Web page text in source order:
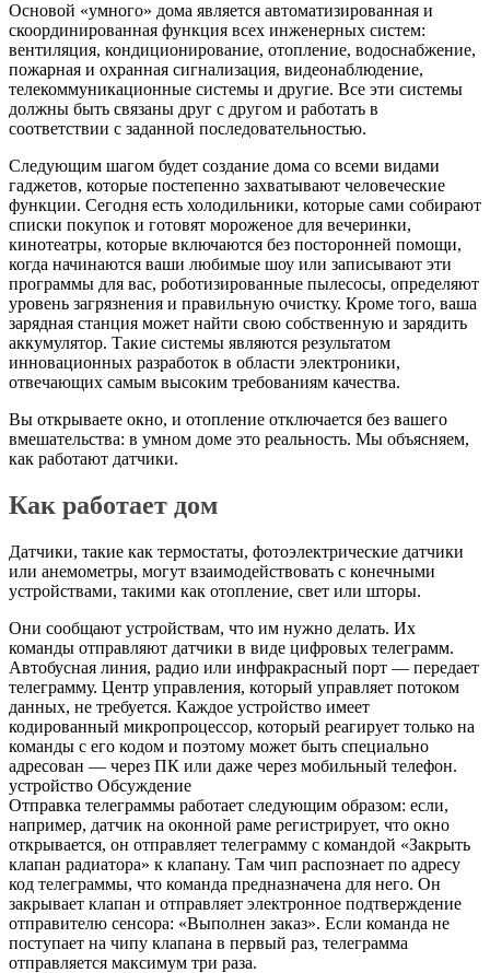
Основой «умного» дома является автоматизированная и
скоординированная функция всех инженерных систем:
вентиляция, кондиционирование, отопление, водоснабжение,
пожарная и охранная сигнализация, видеонаблюдение,
телекоммуникационные системы и другие. Все эти системы
должны быть связаны друг с другом и работать в
соответствии с заданной последовательностью.
Следующим шагом будет создание дома со всеми видами
гаджетов, которые постепенно захватывают человеческие
функции. Сегодня есть холодильники, которые сами собирают
списки покупок и готовят мороженое для вечеринки,
кинотеатры, которые включаются без посторонней помощи,
когда начинаются ваши любимые шоу или записывают эти
программы для вас, роботизированные пылесосы, определяют
уровень загрязнения и правильную очистку. Кроме того, ваша
зарядная станция может найти свою собственную и зарядить
аккумулятор. Такие системы являются результатом
инновационных разработок в области электроники,
отвечающих самым высоким требованиям качества.
Вы открываете окно, и отопление отключается без вашего
вмешательства: в умном доме это реальность. Мы объясняем,
как работают датчики.
Как работает дом
Датчики, такие как термостаты, фотоэлектрические датчики
или анемометры, могут взаимодействовать с конечными
устройствами, такими как отопление, свет или шторы.
Они сообщают устройствам, что им нужно делать. Их
команды отправляют датчики в виде цифровых телеграмм.
Автобусная линия, радио или инфракрасный порт — передает
телеграмму. Центр управления, который управляет потоком
данных, не требуется. Каждое устройство имеет
кодированный микропроцессор, который реагирует только на
команды с его кодом и поэтому может быть специально
адресован — через ПК или даже через мобильный телефон.
устройство Обсуждение
Отправка телеграммы работает следующим образом: если,
например, датчик на оконной раме регистрирует, что окно
открывается, он отправляет телеграмму с командой «Закрыть
клапан радиатора» к клапану. Там чип распознает по адресу
код телеграммы, что команда предназначена для него. Он
закрывает клапан и отправляет электронное подтверждение
отправителю сенсора: «Выполнен заказ». Если команда не
поступает на чипу клапана в первый раз, телеграмма
отправляется максимум три раза.